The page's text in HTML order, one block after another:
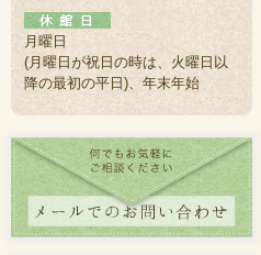
月曜日
(月曜日が祝日の時は、火曜日以
降の最初の平日)、年末年始